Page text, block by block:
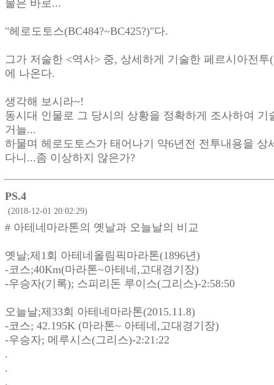
물은 바로...
"헤로도토스(BC484?~BC425?)"다.
그가 저술한 <역사> 중, 상세하게 기술한 페르시아전투
에 나온다.
생각해 보시라~!
동시대 인물로 그 당시의 상황을 정확하게 조사하여 기
거늘...
하물며 헤로도토스가 태어나기 약6년전 전투내용을 상
다니...좀 이상하지 않은가?
PS.4
(2018-12-01 20:02:29)
# 아테네마라톤의 옛날과 오늘날의 비교
옛날;제1회 아테네올림픽마라톤(1896년)
-코스;40Km(마라톤~아테네,고대경기장)
-우승자(기록); 스피리돈 루이스(그리스)-2:58:50
오늘날;제33회 아테네마라톤(2015.11.8)
-코스; 42.195K (마라톤~ 아테네,고대경기장)
-우승자; 메루시스(그리스)-2:21:22
.
.
.